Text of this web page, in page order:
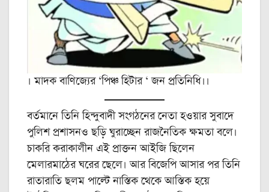
। মাদক বাণিজ্যের ‘পিঞ্চ হিটার ‘ জন প্রতিনিধি।।
বর্তমানে তিনি হিন্দুবাদী সংগঠনের নেতা হওয়ার সুবাদে
পুলিশ প্রশাসনও ছড়ি ঘুরাচ্ছেন রাজনৈতিক ক্ষমতা বলে।
চাকরি করাকালীন এই প্রাক্তন আইজি ছিলেন
মেলারমাঠের ঘরের ছেলে। আর বিজেপি আসার পর তিনি
রাতারাতি ছলম পাল্টে নাস্তিক থেকে আস্তিক হয়ে